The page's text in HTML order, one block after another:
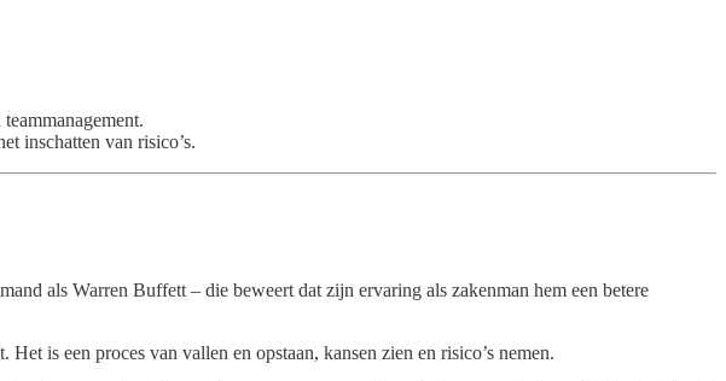
inschatten van risico’s.
als Warren Buffett – die beweert dat zijn ervaring als zakenman hem een betere
is een proces van vallen en opstaan, kansen zien en risico’s nemen.